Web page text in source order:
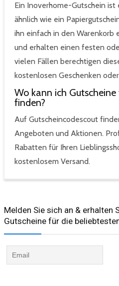
Ein Inoverhome-Gutschein ist
ähnlich wie ein
ihn einfach in den Warenkorb
und erhalten einen festen
vielen Fällen berechtigen
kostenlosen Geschenken
Wo kann ich
finden?
Auf Gutscheincodescout
Angeboten und Aktionen.
Rabatten für Ihren
kostenlosem Versand.
Melden Sie sich an & erhalten
Gutscheine für die